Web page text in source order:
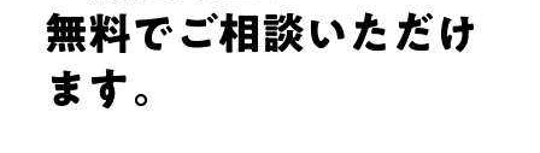
無料でご相談いただけ
ます。